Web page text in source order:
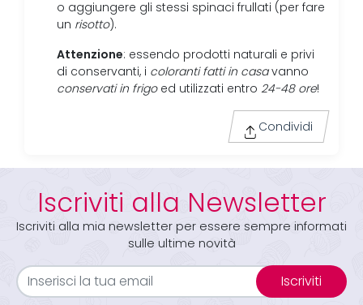
o aggiungere gli stessi spinaci frullati (per fare
un risotto).
Attenzione: essendo prodotti naturali e privi
di conservanti, i coloranti fatti in casavanno
conservati in frigoed utilizzati entro 24-48 ore!
Condividi
Iscriviti alla Newsletter
Iscriviti alla mia newsletter per essere sempre informati
sulle ultime novità
Iscriviti